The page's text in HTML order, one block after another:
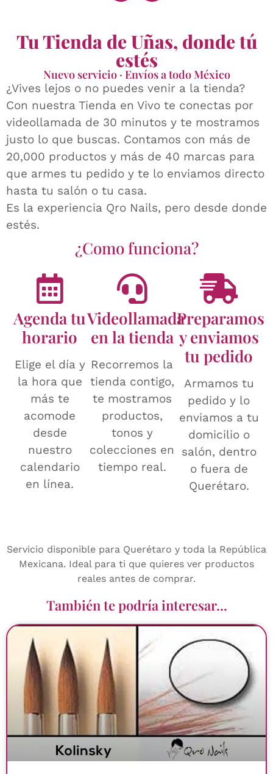
Tu Tienda de Uñas, donde tú
estés
Nuevo servicio · Envíos a todo México
¿Vives lejos o no puedes venir a la tienda?
Con nuestra Tienda en Vivo te conectas por
videollamada de 30 minutos y te mostramos
justo lo que buscas. Contamos con más de
20,000 productos y más de 40 marcas para
que armes tu pedido y te lo enviamos directo
hasta tu salón o tu casa.
Es la experiencia Qro Nails, pero desde donde
estés.
¿Como funciona?
Agenda tu
horario
Elige el día y
la hora que
más te
acomode
desde
nuestro
calendario
en línea.
Videollamada
en la tienda
Recorremos la
tienda contigo,
te mostramos
productos,
tonos y
colecciones en
tiempo real.
Preparamos
y enviamos
tu pedido
Armamos tu
pedido y lo
enviamos a tu
domicilio o
salón, dentro
o fuera de
Querétaro.
Servicio disponible para Querétaro y toda la República
Mexicana. Ideal para ti que quieres ver productos
reales antes de comprar.
También te podría interesar...